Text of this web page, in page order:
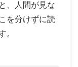
、人間が見な
を分けずに読
。